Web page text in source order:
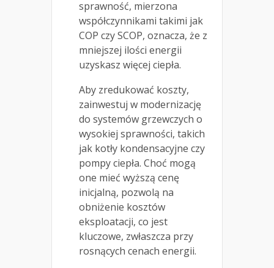
sprawność, mierzona
współczynnikami takimi jak
COP czy SCOP, oznacza, że z
mniejszej ilości energii
uzyskasz więcej ciepła.
Aby zredukować koszty,
zainwestuj w modernizację
do systemów grzewczych o
wysokiej sprawności, takich
jak kotły kondensacyjne czy
pompy ciepła. Choć mogą
one mieć wyższą cenę
inicjalną, pozwolą na
obniżenie kosztów
eksploatacji, co jest
kluczowe, zwłaszcza przy
rosnących cenach energii.